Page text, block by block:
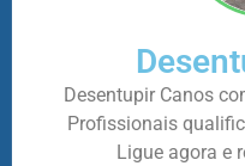
Desentupir Canos
Profissionais
Ligue agora e